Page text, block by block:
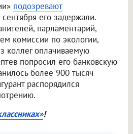
подозревают
сентября его задержали.
парламентарий,
комиссии по экологии,
коллег оплачиваемую
попросил его банковскую
более 900 тысяч
распорядился
!